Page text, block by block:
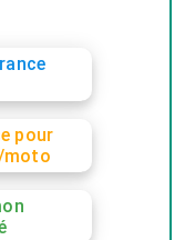
pour
moto